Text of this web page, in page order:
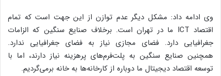
وی ادامه داد: مشکل دیگر عدم توازن از این جهت است که تمام
اقتصاد ICT ما در تهران است. برخلاف صنایع سنگین که الزامات
جغرافیایی دارد. فضای مجازی نیاز به فضای جغرافیایی ندارد.
همچنین صنایع سنگین به پلت‌فرم‌های پرهزینه نیاز دارند، اما با
توسعه اقتصاد دیجیتال ما دوباره از کارخانه‌ها به خانه برمی‌گردیم.